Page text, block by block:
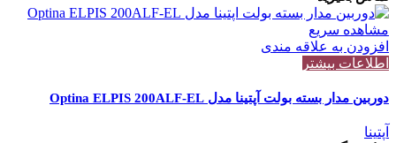
مشاهده سریع
افزودن به علاقه مندی
اطلاعات بیشتر
دوربین مدار بسته بولت آپتینا مدل Optina ELPIS 200ALF-EL
آپتینا